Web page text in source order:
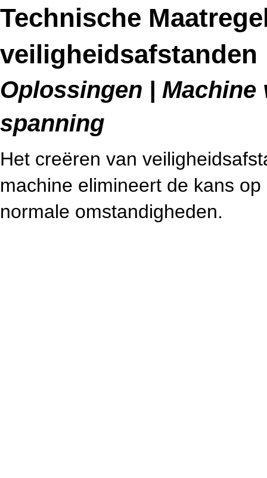
Technische
veiligheidsafstanden
Oplossingen |
spanning
Het creëren van
machine elimineert de kans
normale omstandigheden.